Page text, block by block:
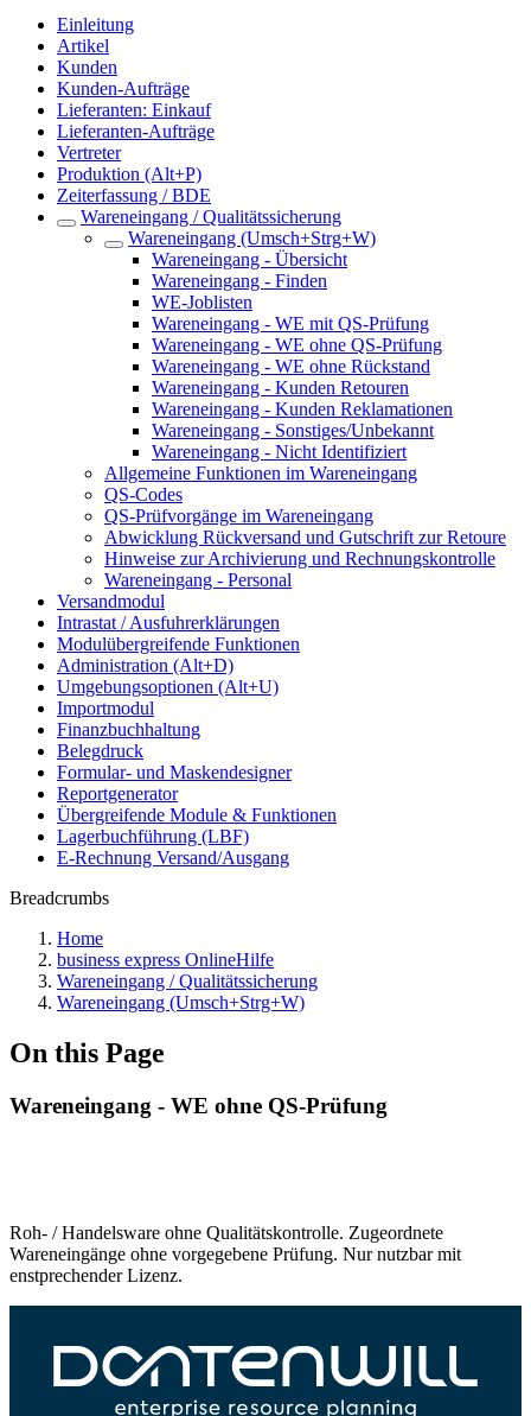
Einleitung
Artikel
Kunden
Kunden-Aufträge
Lieferanten: Einkauf
Lieferanten-Aufträge
Vertreter
Produktion (Alt+P)
Zeiterfassung / BDE
Wareneingang / Qualitätssicherung
Wareneingang (Umsch+Strg+W)
Wareneingang - Übersicht
Wareneingang - Finden
WE-Joblisten
Wareneingang - WE mit QS-Prüfung
Wareneingang - WE ohne QS-Prüfung
Wareneingang - WE ohne Rückstand
Wareneingang - Kunden Retouren
Wareneingang - Kunden Reklamationen
Wareneingang - Sonstiges/Unbekannt
Wareneingang - Nicht Identifiziert
Allgemeine Funktionen im Wareneingang
QS-Codes
QS-Prüfvorgänge im Wareneingang
Abwicklung Rückversand und Gutschrift zur Retoure
Hinweise zur Archivierung und Rechnungskontrolle
Wareneingang - Personal
Versandmodul
Intrastat / Ausfuhrerklärungen
Modulübergreifende Funktionen
Administration (Alt+D)
Umgebungsoptionen (Alt+U)
Importmodul
Finanzbuchhaltung
Belegdruck
Formular- und Maskendesigner
Reportgenerator
Übergreifende Module & Funktionen
Lagerbuchführung (LBF)
E-Rechnung Versand/Ausgang
Breadcrumbs
Home
business express OnlineHilfe
Wareneingang / Qualitätssicherung
Wareneingang (Umsch+Strg+W)
On this Page
Wareneingang - WE ohne QS-Prüfung
Roh- / Handelsware ohne Qualitätskontrolle. Zugeordnete
Wareneingänge ohne vorgegebene Prüfung. Nur nutzbar mit
enstprechender Lizenz.